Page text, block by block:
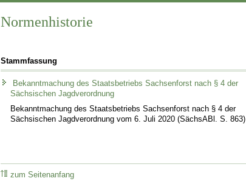
Normenhistorie
Stammfassung
Bekanntmachung des Staatsbetriebs Sachsenforst nach § 4 der
Sächsischen Jagdverordnung
Bekanntmachung des Staatsbetriebs Sachsenforst nach § 4 der
Sächsischen Jagdverordnung vom 6. Juli 2020 (SächsABl. S. 863)
zum Seitenanfang